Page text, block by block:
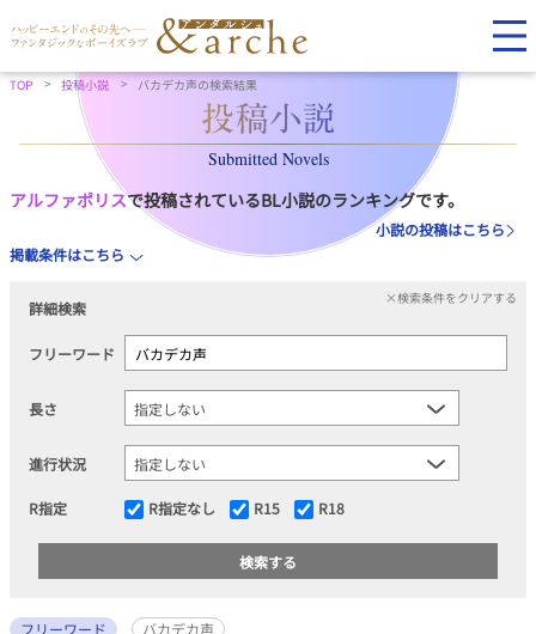
TOP 投稿小説 バカデカ声の検索結果
Submitted Novels
アルファポリスで投稿されているBL小説のランキングです。
小説の投稿はこちら
掲載条件はこちら
詳細検索
×検索条件をクリアする
フリーワード
長さ
進行状況
R指定 R指定なし R15 R18
フリーワード
バカデカ声